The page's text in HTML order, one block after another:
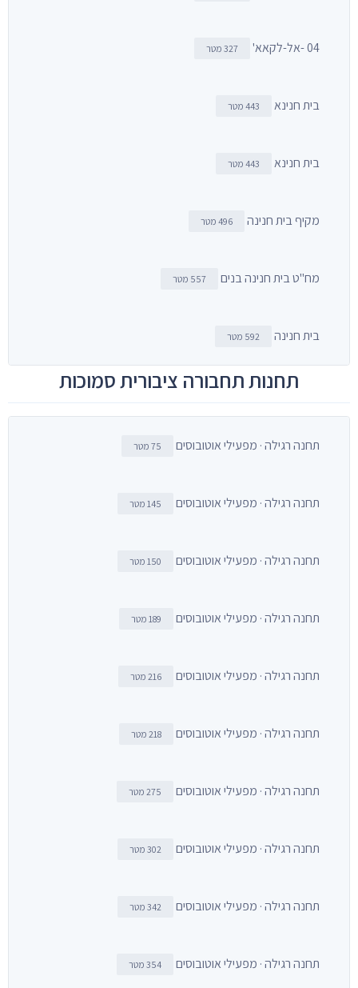
04 -אל-לקאא' 327 מטר
בית חנינא 443 מטר
בית חנינא 443 מטר
מקיף בית חנינה 496 מטר
מח"ט בית חנינה בנים 557 מטר
בית חנינה 592 מטר
תחנות תחבורה ציבורית סמוכות
תחנה רגילה · מפעילי אוטובוסים 75 מטר
תחנה רגילה · מפעילי אוטובוסים 145 מטר
תחנה רגילה · מפעילי אוטובוסים 150 מטר
תחנה רגילה · מפעילי אוטובוסים 189 מטר
תחנה רגילה · מפעילי אוטובוסים 216 מטר
תחנה רגילה · מפעילי אוטובוסים 218 מטר
תחנה רגילה · מפעילי אוטובוסים 275 מטר
תחנה רגילה · מפעילי אוטובוסים 302 מטר
תחנה רגילה · מפעילי אוטובוסים 342 מטר
תחנה רגילה · מפעילי אוטובוסים 354 מטר